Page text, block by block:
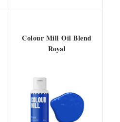
Colour Mill Oil Blend
Royal